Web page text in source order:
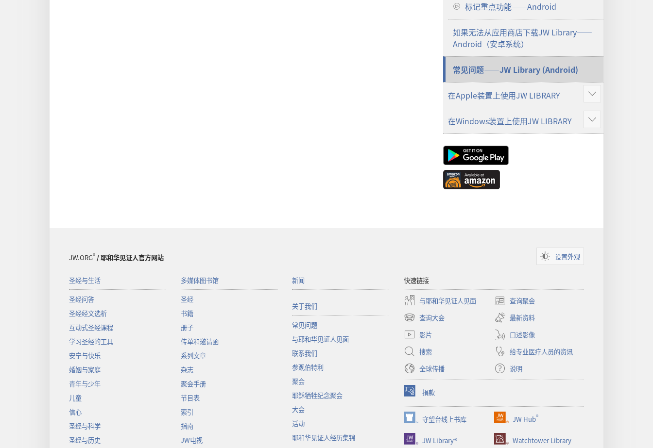
标记重点功能——Android
如果无法从应用商店下载JW Library——
Android（安卓系统）
常见问题——JW Library (Android)
在Apple装置上使用JW LIBRARY
显
示
更
多
在Windows装置上使用JW LIBRARY
显
示
Android
App
on
Google
Available
at
JW.ORG®/ 耶和华见证人官方网站 设置外观
圣经与生活
圣经问答
圣经经文选析
互动式圣经课程
学习圣经的工具
安宁与快乐
婚姻与家庭
青年与少年
儿童
信心
圣经与科学
圣经与历史
多媒体图书馆
圣经
书籍
册子
传单和邀请函
系列文章
杂志
聚会手册
节目表
索引
指南
JW电视
新闻
关于我们
常见问题
与耶和华见证人见面
联系我们
参观伯特利
聚会
耶稣牺牲纪念聚会
大会
活动
耶和华见证人经历集锦
快速链接
与耶和华见证人见面 查询聚会
（打
开
新
窗
口）
查询大会
（打
开
新
窗
口）
最新资料
影片
口述影像
搜索
给专业医疗人员的资讯
全球传播
说明
捐款
（打
开
新
窗
口）
守望台线上书库
（打
开
新
JW Hub®
（打
开
新
JW Library® Watchtower Library